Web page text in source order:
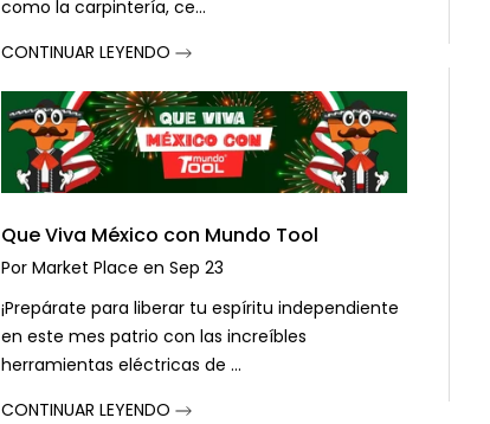
como la carpintería, ce...
CONTINUAR LEYENDO
Que Viva México con Mundo Tool
Por Market Place en Sep 23
¡Prepárate para liberar tu espíritu independiente
en este mes patrio con las increíbles
herramientas eléctricas de ...
CONTINUAR LEYENDO